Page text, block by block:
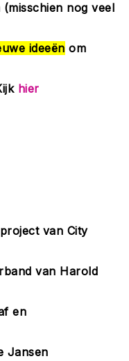
nog veel
ideeën om
hier
van City
van Harold
en
Jansen